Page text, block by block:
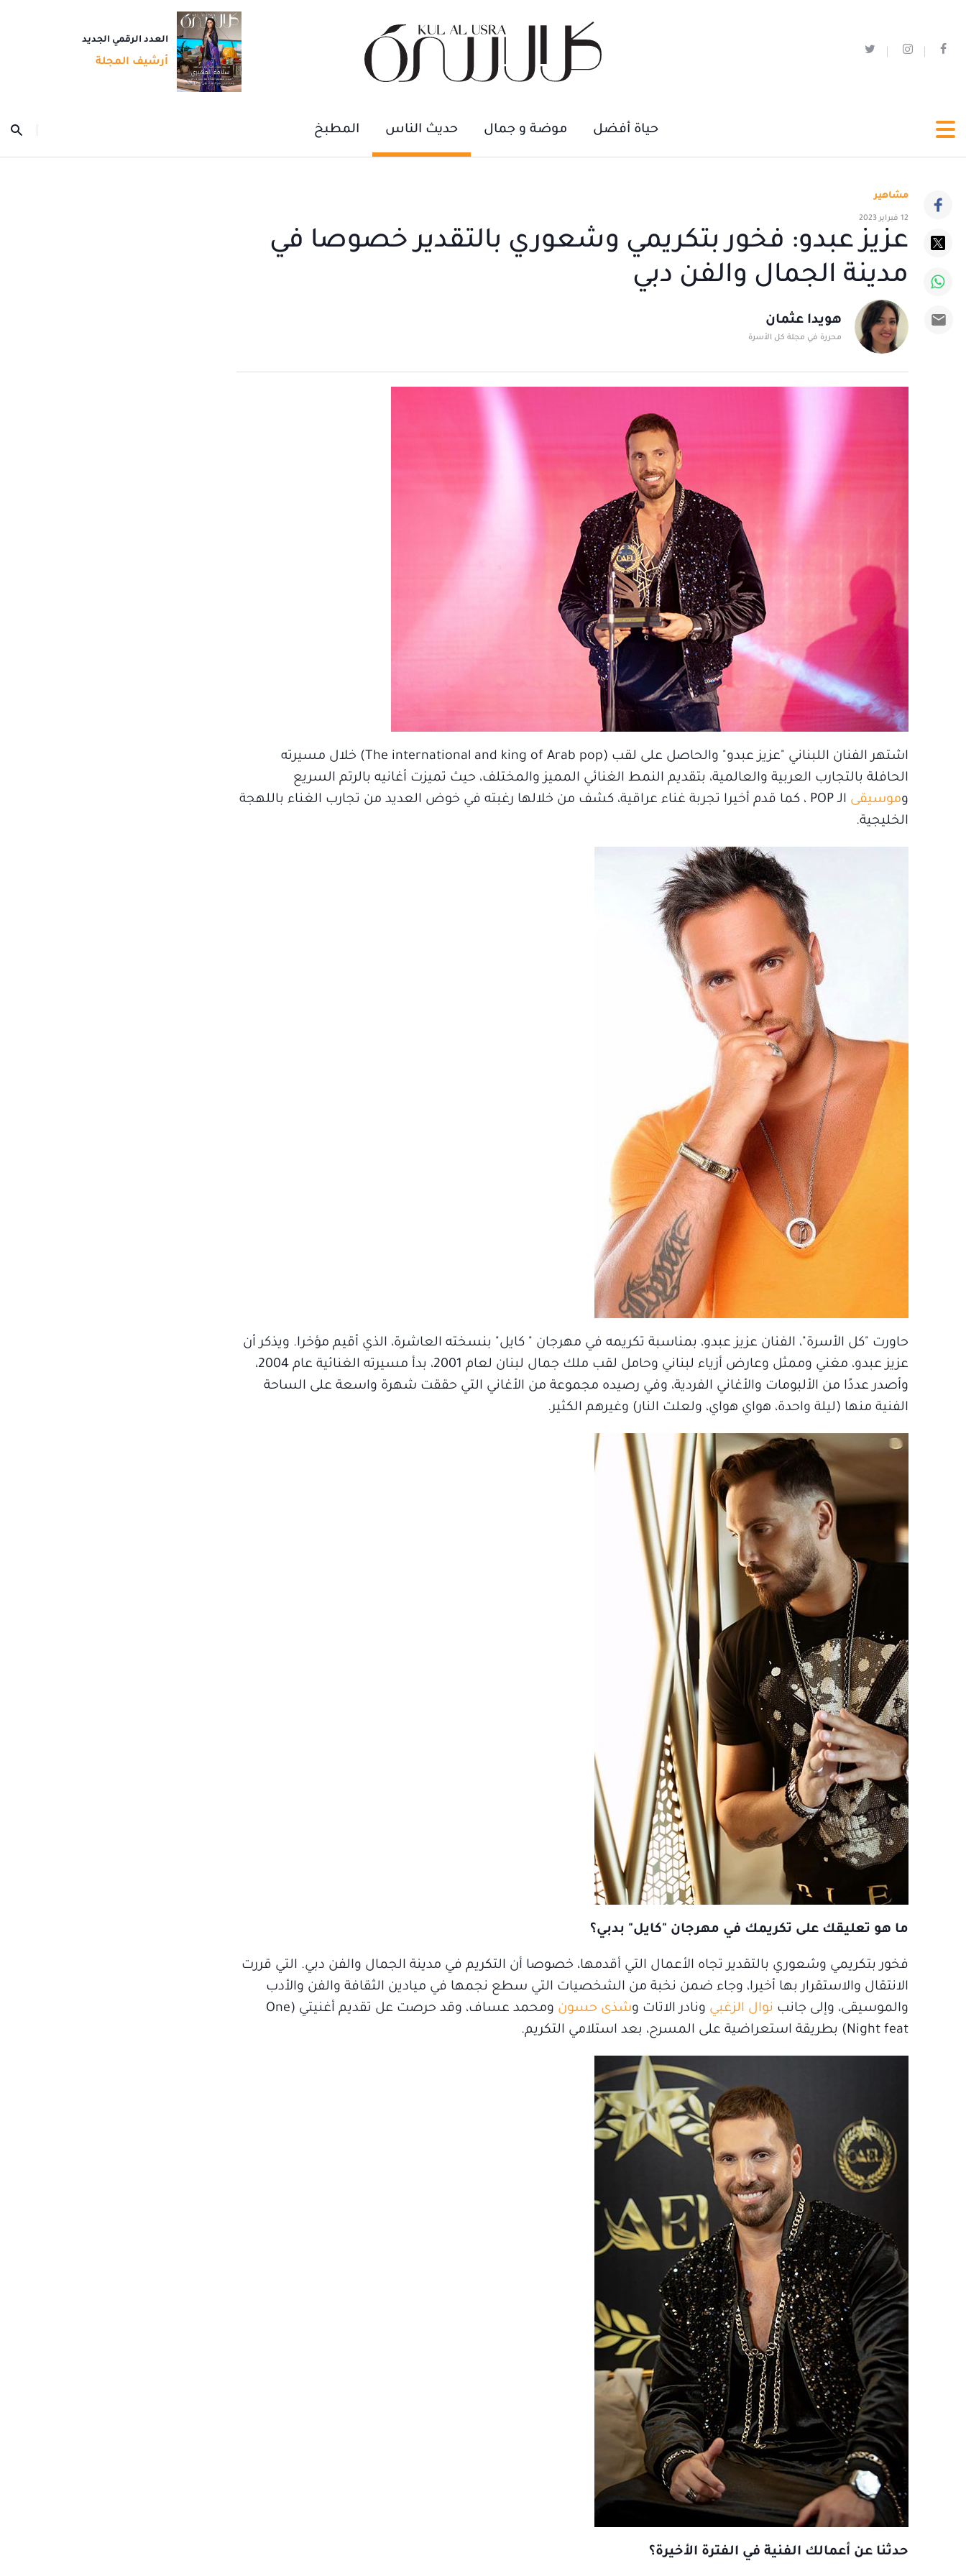
العدد الرقمي الجديد
أرشيف المجلة
حياة أفضل موضة و جمال حديث الناس المطبخ
مشاهير
12 فبراير 2023
عزيز عبدو: فخور بتكريمي وشعوري بالتقدير خصوصا في
مدينة الجمال والفن دبي
هويدا عثمان
محررة في مجلة كل الأسرة
اشتهر الفنان اللبناني "عزيز عبدو" والحاصل على لقب (The international and king of Arab pop) خلال مسيرته
الحافلة بالتجارب العربية والعالمية، بتقديم النمط الغنائي المميز والمختلف، حيث تميزت أغانيه بالرتم السريع
وموسيقى
الـ POP ، كما قدم أخيرا تجربة غناء عراقية، كشف من خلالها رغبته في خوض العديد من تجارب الغناء باللهجة
الخليجية.
حاورت "كل الأسرة"، الفنان عزيز عبدو، بمناسبة تكريمه في مهرجان " كايل" بنسخته العاشرة، الذي أقيم مؤخرا. ويذكر أن
عزيز عبدو، مغني وممثل وعارض أزياء لبناني وحامل لقب ملك جمال لبنان لعام 2001، بدأ مسيرته الغنائية عام 2004،
وأصدر عددًا من الألبومات والأغاني الفردية، وفي رصيده مجموعة من الأغاني التي حققت شهرة واسعة على الساحة
الفنية منها (ليلة واحدة، هواي هواي، ولعلت النار) وغيرهم الكثير.
ما هو تعليقك على تكريمك في مهرجان "كايل" بدبي؟
فخور بتكريمي وشعوري بالتقدير تجاه الأعمال التي أقدمها، خصوصا أن التكريم في مدينة الجمال والفن دبي. التي قررت
الانتقال والاستقرار بها أخيرا، وجاء ضمن نخبة من الشخصيات التي سطع نجمها في ميادين الثقافة والفن والأدب
والموسيقى، وإلى جانب نوال الزغبي ونادر الاتات وشذى حسون
ومحمد عساف، وقد حرصت عل تقديم أغنيتي (One
Night feat) بطريقة استعراضية على المسرح، بعد استلامي التكريم.
حدثنا عن أعمالك الفنية في الفترة الأخيرة؟